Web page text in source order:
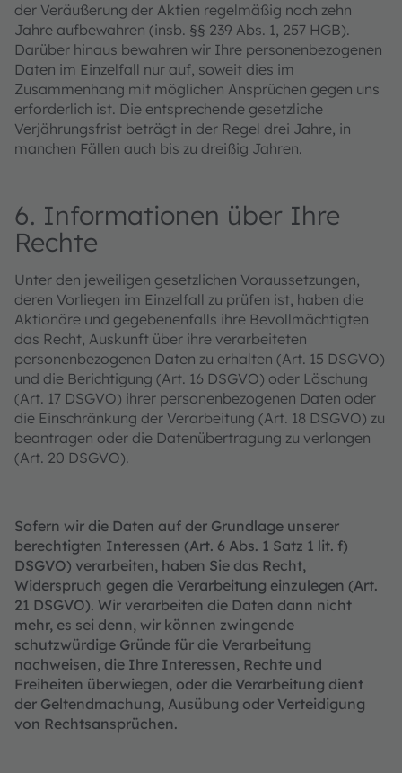
der Veräußerung der Aktien regelmäßig noch zehn
Jahre aufbewahren (insb. §§ 239 Abs. 1, 257 HGB).
Darüber hinaus bewahren wir Ihre personenbezogenen
Daten im Einzelfall nur auf, soweit dies im
Zusammenhang mit möglichen Ansprüchen gegen uns
erforderlich ist. Die entsprechende gesetzliche
Verjährungsfrist beträgt in der Regel drei Jahre, in
manchen Fällen auch bis zu dreißig Jahren.
6. Informationen über Ihre
Rechte
Unter den jeweiligen gesetzlichen Voraussetzungen,
deren Vorliegen im Einzelfall zu prüfen ist, haben die
Aktionäre und gegebenenfalls ihre Bevollmächtigten
das Recht, Auskunft über ihre verarbeiteten
personenbezogenen Daten zu erhalten (Art. 15 DSGVO)
und die Berichtigung (Art. 16 DSGVO) oder Löschung
(Art. 17 DSGVO) ihrer personenbezogenen Daten oder
die Einschränkung der Verarbeitung (Art. 18 DSGVO) zu
beantragen oder die Datenübertragung zu verlangen
(Art. 20 DSGVO).
Sofern wir die Daten auf der Grundlage unserer
berechtigten Interessen (Art. 6 Abs. 1 Satz 1 lit. f)
DSGVO) verarbeiten, haben Sie das Recht,
Widerspruch gegen die Verarbeitung einzulegen (Art.
21 DSGVO). Wir verarbeiten die Daten dann nicht
mehr, es sei denn, wir können zwingende
schutzwürdige Gründe für die Verarbeitung
nachweisen, die Ihre Interessen, Rechte und
Freiheiten überwiegen, oder die Verarbeitung dient
der Geltendmachung, Ausübung oder Verteidigung
von Rechtsansprüchen.